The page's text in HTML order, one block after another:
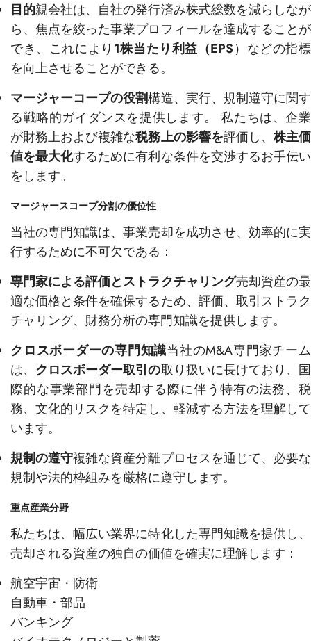
目的親会社は、自社の発行済み株式総数を減らしなが
ら、焦点を絞った事業プロフィールを達成することが
でき、これにより 1株当たり利益（EPS）などの指標
を向上させることができる。
マージャーコープの役割構造、実行、規制遵守に関す
る戦略的ガイダンスを提供します。 私たちは、企業
が財務上および複雑な税務上の影響を評価し、株主価
値を最大化するために有利な条件を交渉するお手伝い
をします。
マージャースコープ分割の優位性
当社の専門知識は、事業売却を成功させ、効率的に実
行するために不可欠である：
専門家による評価とストラクチャリング売却資産の最
適な価格と条件を確保するため、評価、取引ストラク
チャリング、財務分析の専門知識を提供します。
クロスボーダーの専門知識当社のM&A専門家チーム
は、 クロスボーダー取引の取り扱いに長けており、国
際的な事業部門を売却する際に伴う特有の法務、税
務、文化的リスクを特定し、軽減する方法を理解して
います。
規制の遵守複雑な資産分離プロセスを通じて、必要な
規制や法的枠組みを厳格に遵守します。
重点産業分野
私たちは、幅広い業界に特化した専門知識を提供し、
売却される資産の独自の価値を確実に理解します：
航空宇宙・防衛
自動車・部品
バンキング